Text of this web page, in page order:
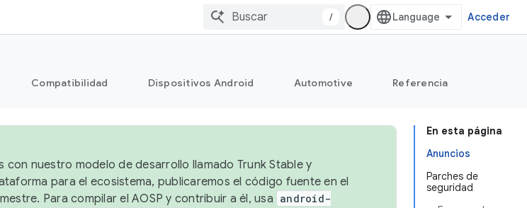
/ Acceder
Compatibilidad Dispositivos Android Automotive Referencia
En esta página
Anuncios
Parches de
seguridad
con nuestro modelo de desarrollo llamado Trunk Stable y
para el ecosistema, publicaremos el código fuente en el
Para compilar el AOSP y contribuir a él, usa android-